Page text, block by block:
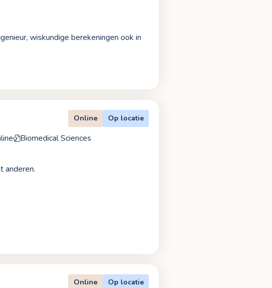
wiskundige berekeningen ook in
Online Op locatie
Biomedical Sciences
anderen.
Online Op locatie